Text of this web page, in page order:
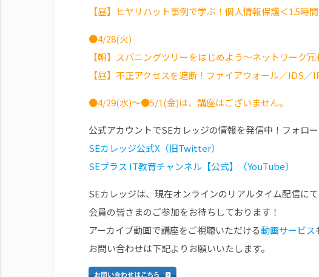
【昼】ヒヤリハット事例で学ぶ！個人情報保護＜1.5時
●4/28(火)
【朝】スパニングツリーをはじめよう～ネットワーク
【昼】不正アクセスを遮断！ファイアウォール／IDS／
●4/29(水)～●5/1(金)は、講座はございません。
公式アカウントでSEカレッジの情報を発信中！フォロ
SEカレッジ公式X（旧Twitter）
SEプラス IT教育チャンネル【公式】（YouTube）
SEカレッジは、現在オンラインのリアルタイム配信に
会員の皆さまのご参加をお待ちしております！
アーカイブ動画で講座をご視聴いただける動画サービス
お問い合わせは下記よりお願いいたします。